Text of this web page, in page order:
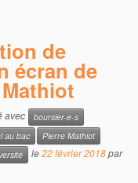
de
écran de
avec
boursier-e-s
au bac
Pierre Mathiot
le22 février 2018par